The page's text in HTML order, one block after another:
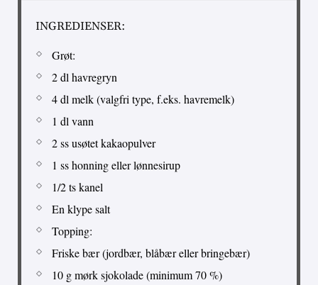
INGREDIENSER:
Grøt:
2 dl havregryn
4 dl melk (valgfri type, f.eks. havremelk)
1 dl vann
2 ss usøtet kakaopulver
1 ss honning eller lønnesirup
1/2 ts kanel
En klype salt
Topping:
Friske bær (jordbær, blåbær eller bringebær)
10 g mørk sjokolade (minimum 70 %)